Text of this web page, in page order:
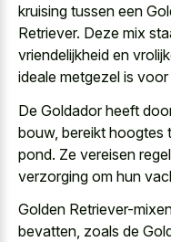
kruising tussen een
Retriever. Deze mix
vriendelijkheid en
ideale metgezel is
De Goldador heeft
bouw, bereikt hoogtes
pond. Ze vereisen
verzorging om hun
Golden Retriever-
bevatten, zoals de